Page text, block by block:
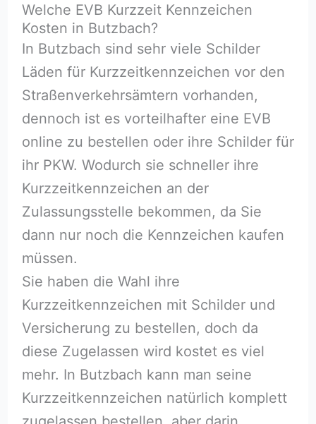
Welche EVB Kurzzeit Kennzeichen
Kosten in Butzbach?
In Butzbach sind sehr viele Schilder
Läden für Kurzzeitkennzeichen vor den
Straßenverkehrsämtern vorhanden,
dennoch ist es vorteilhafter eine EVB
online zu bestellen oder ihre Schilder für
ihr PKW. Wodurch sie schneller ihre
Kurzzeitkennzeichen an der
Zulassungsstelle bekommen, da Sie
dann nur noch die Kennzeichen kaufen
müssen.
Sie haben die Wahl ihre
Kurzzeitkennzeichen mit Schilder und
Versicherung zu bestellen, doch da
diese Zugelassen wird kostet es viel
mehr. In Butzbach kann man seine
Kurzzeitkennzeichen natürlich komplett